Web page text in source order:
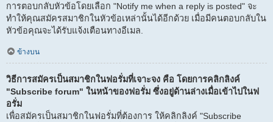
การตอบกลับหัวข้อโดยเลือก "Notify me when a reply is posted" จะ
ทำให้คุณสมัครสมาชิกในหัวข้อเหล่านั้นได้อีกด้วย เมื่อมีคนตอบกลับใน
หัวข้อคุณจะได้รับแจ้งเตือนทางอีเมล.
ข้างบน
วิธีการสมัครเป็นสมาชิกในฟอรั่มที่เจาะจง คือ โดยการคลิกลิงค์
"Subscribe forum" ในหน้าของฟอรั่ม ซึ่งอยู่ด้านล่างเมื่อเข้าไปในฟ
อรั่ม
เพื่อสมัครเป็นสมาชิกในฟอรั่มที่ต้องการ ให้คลิกลิงค์ "Subscribe